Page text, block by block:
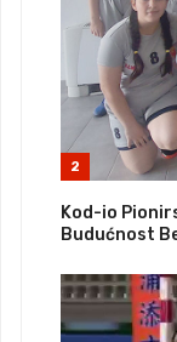
2
Kod-io
Budućnost